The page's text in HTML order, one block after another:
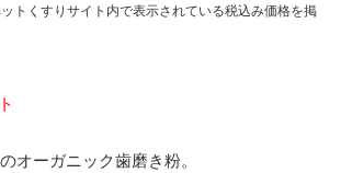
トくすりサイト内で表示されている税込み価格を掲
オーガニック歯磨き粉。